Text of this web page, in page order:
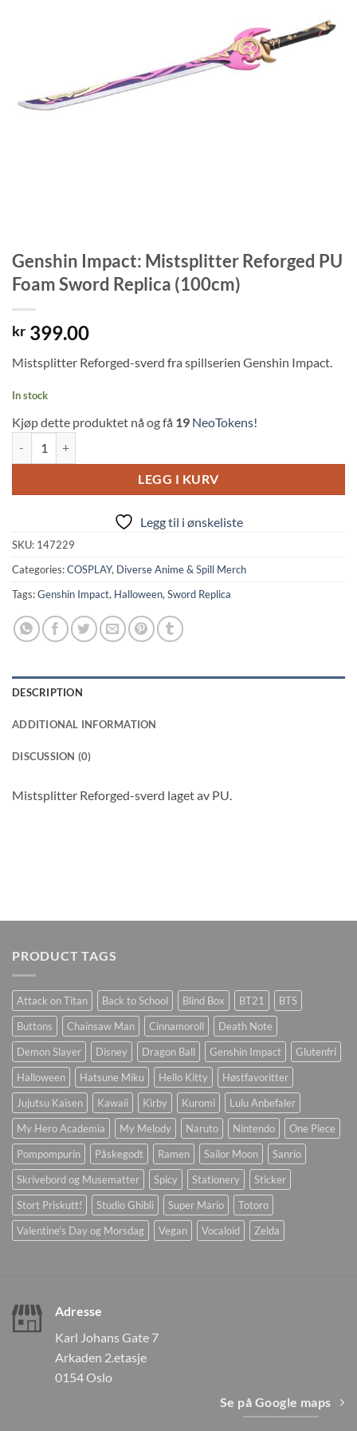
Genshin Impact: Mistsplitter Reforged PU
Foam Sword Replica (100cm)
kr 399.00
Mistsplitter Reforged-sverd fra spillserien Genshin Impact.
In stock
Kjøp dette produktet nå og få 19 NeoTokens!
LEGG I KURV
Legg til i ønskeliste
SKU: 147229
Categories:COSPLAY, Diverse Anime & Spill Merch
Tags:Genshin Impact, Halloween, Sword Replica
DESCRIPTION
ADDITIONAL INFORMATION
DISCUSSION (0)
Mistsplitter Reforged-sverd laget av PU.
PRODUCT TAGS
Attack on Titan Back to School Blind Box BT21
BTS
Buttons
Chainsaw Man Cinnamoroll
Death Note
Demon Slayer
Disney Dragon Ball Genshin Impact
Glutenfri
Halloween
Hatsune Miku Hello Kitty
Høstfavoritter
Jujutsu Kaisen
Kawaii Kirby Kuromi
Lulu Anbefaler
My Hero Academia
My Melody Naruto Nintendo
One Piece
Pompompurin
Påskegodt Ramen Sailor Moon
Sanrio
Skrivebord og Musematter
Spicy Stationery
Sticker
Stort Priskutt!
Studio Ghibli Super Mario
Totoro
Valentine's Day og Morsdag
Vegan Vocaloid Zelda
Adresse
Karl Johans Gate 7
Arkaden 2.etasje
0154 Oslo
Se på Google maps